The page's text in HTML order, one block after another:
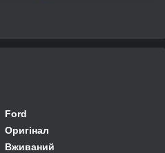
Ford
Оригінал
Вживаний